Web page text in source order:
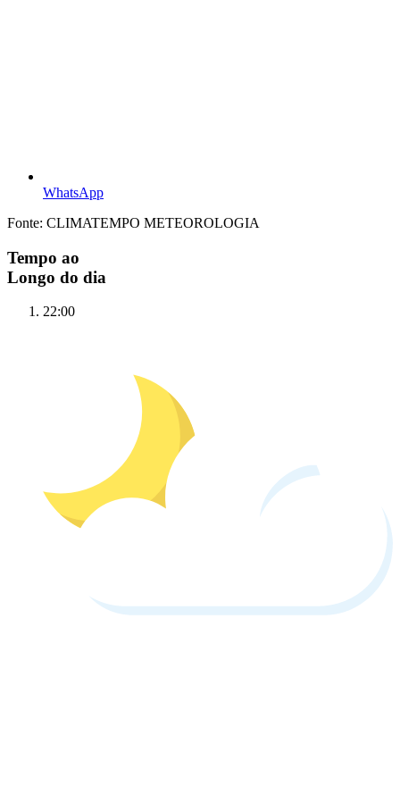
WhatsApp
Fonte: CLIMATEMPO METEOROLOGIA
Tempo ao
Longo do dia
22:00